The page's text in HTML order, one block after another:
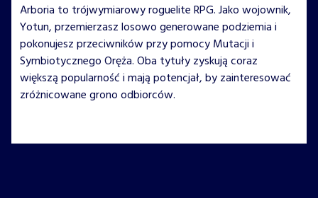
Arboria to trójwymiarowy roguelite RPG. Jako wojownik,
Yotun, przemierzasz losowo generowane podziemia i
pokonujesz przeciwników przy pomocy Mutacji i
Symbiotycznego Oręża. Oba tytuły zyskują coraz
większą popularność i mają potencjał, by zainteresować
zróżnicowane grono odbiorców.